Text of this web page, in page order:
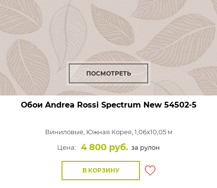
ПОСМОТРЕТЬ
Обои Andrea Rossi Spectrum New54502-5
Виниловые, Южная Корея, 1,06x10,05 м
Цена:
4 800 руб. за рулон
В КОРЗИНУ